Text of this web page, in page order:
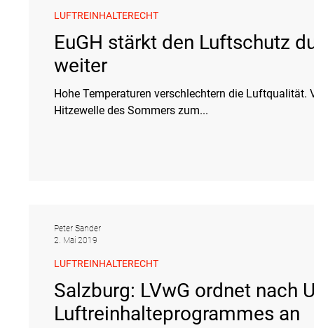
EuGH stärkt den Luftschutz
weiter
Hohe Temperaturen verschlechtern die
Hitzewelle des Sommers zum...
LUFTREINHALTERECHT
Salzburg: LVwG ordnet nach
Luftreinhalteprogrammes an
LUFTREINHALTERECHT
Peter Sander
2. Mai 2019